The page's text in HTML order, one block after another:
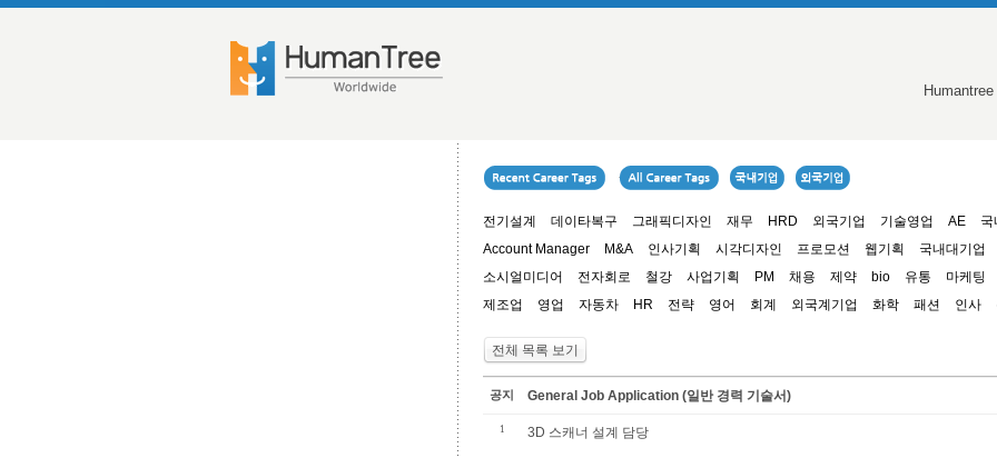
Humantree
전기설계 데이타복구 그래픽디자인 재무 HRD 외국기업 기술영업 AE 국
Account Manager
M&A 인사기획 시각디자인 프로모션 웹기획 국내대기업
소시얼미디어
전자회로 철강 사업기획 PM 채용 제약 bio 유통 마케팅
제조업
영업 자동차 HR 전략 영어 회계 외국계기업 화학 패션 인사
전체 목록 보기
공지 General Job Application (일반 경력 기술서)
1 3D 스캐너 설계 담당